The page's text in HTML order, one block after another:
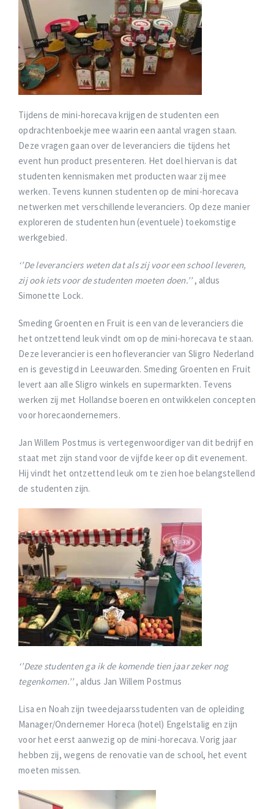
Tijdens de mini-horecava krijgen de studenten een
opdrachtenboekje mee waarin een aantal vragen staan.
Deze vragen gaan over de leveranciers die tijdens het
event hun product presenteren. Het doel hiervan is dat
studenten kennismaken met producten waar zij mee
werken. Tevens kunnen studenten op de mini-horecava
netwerken met verschillende leveranciers. Op deze manier
exploreren de studenten hun (eventuele) toekomstige
werkgebied.
‘’De leveranciers weten dat als zij voor een school leveren,
zij ook iets voor de studenten moeten doen.’’, aldus
Simonette Lock.
Smeding Groenten en Fruit is een van de leveranciers die
het ontzettend leuk vindt om op de mini-horecava te staan.
Deze leverancier is een hofleverancier van Sligro Nederland
en is gevestigd in Leeuwarden. Smeding Groenten en Fruit
levert aan alle Sligro winkels en supermarkten. Tevens
werken zij met Hollandse boeren en ontwikkelen concepten
voor horecaondernemers.
Jan Willem Postmus is vertegenwoordiger van dit bedrijf en
staat met zijn stand voor de vijfde keer op dit evenement.
Hij vindt het ontzettend leuk om te zien hoe belangstellend
de studenten zijn.
‘’Deze studenten ga ik de komende tien jaar zeker nog
tegenkomen.’’, aldus Jan Willem Postmus
Lisa en Noah zijn tweedejaarsstudenten van de opleiding
Manager/Ondernemer Horeca (hotel) Engelstalig en zijn
voor het eerst aanwezig op de mini-horecava. Vorig jaar
hebben zij, wegens de renovatie van de school, het event
moeten missen.